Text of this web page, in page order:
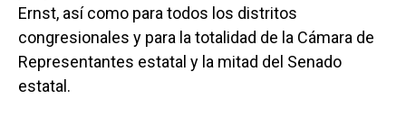
Ernst, así como para todos los distritos
congresionales y para la totalidad de la Cámara de
Representantes estatal y la mitad del Senado
estatal.